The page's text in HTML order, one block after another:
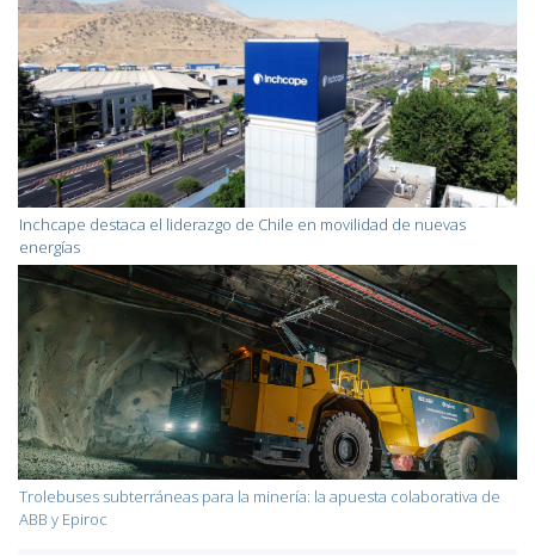
Inchcape destaca el liderazgo de Chile en movilidad de nuevas
energías
Trolebuses subterráneas para la minería: la apuesta colaborativa de
ABB y Epiroc